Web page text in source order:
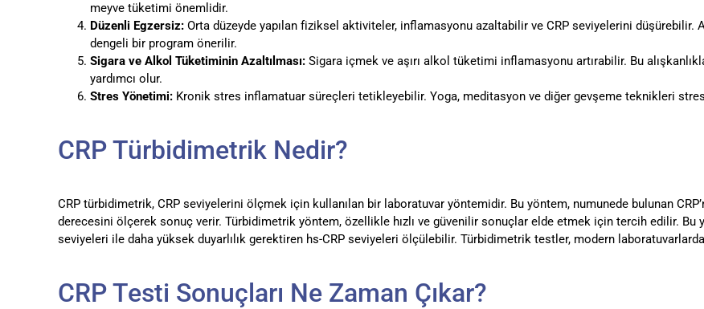
meyve tüketimi önemlidir.
Düzenli Egzersiz:Orta düzeyde yapılan fiziksel aktiviteler, inflamasyonu azaltabilir ve CRP seviyelerini düşürebilir.
dengeli bir program önerilir.
Sigara ve Alkol Tüketiminin Azaltılması:Sigara içmek ve aşırı alkol tüketimi inflamasyonu artırabilir. Bu
yardımcı olur.
Stres Yönetimi:Kronik stres inflamatuar süreçleri tetikleyebilir. Yoga, meditasyon ve diğer gevşeme teknikleri stres
CRP Türbidimetrik Nedir?
CRP türbidimetrik, CRP seviyelerini ölçmek için kullanılan bir laboratuvar yöntemidir. Bu yöntem, numunede bulunan
derecesini ölçerek sonuç verir. Türbidimetrik yöntem, özellikle hızlı ve güvenilir sonuçlar elde etmek için tercih edilir.
seviyeleri ile daha yüksek duyarlılık gerektiren hs-CRP seviyeleri ölçülebilir. Türbidimetrik testler, modern
CRP Testi Sonuçları Ne Zaman Çıkar?